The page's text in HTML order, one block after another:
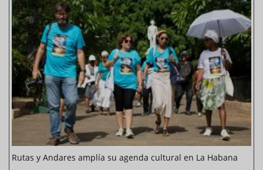
Rutas y Andares amplía su agenda cultural en La Habana